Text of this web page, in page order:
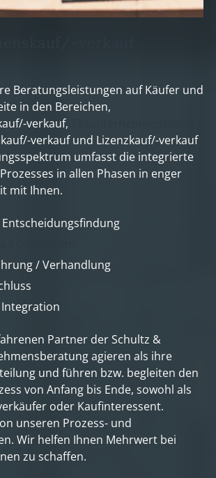
Beratungsleistungen auf Käufer und
in den Bereichen,
verkauf,
verkauf und Lizenzkauf/-verkauf
umfasst die integrierte
in allen Phasen in enger
mit Ihnen.
/ Verhandlung
Partner der Schultz &
agieren als ihre
und führen bzw. begleiten den
von Anfang bis Ende, sowohl als
oder Kaufinteressent.
unseren Prozess- und
Wir helfen Ihnen Mehrwert bei
zu schaffen.